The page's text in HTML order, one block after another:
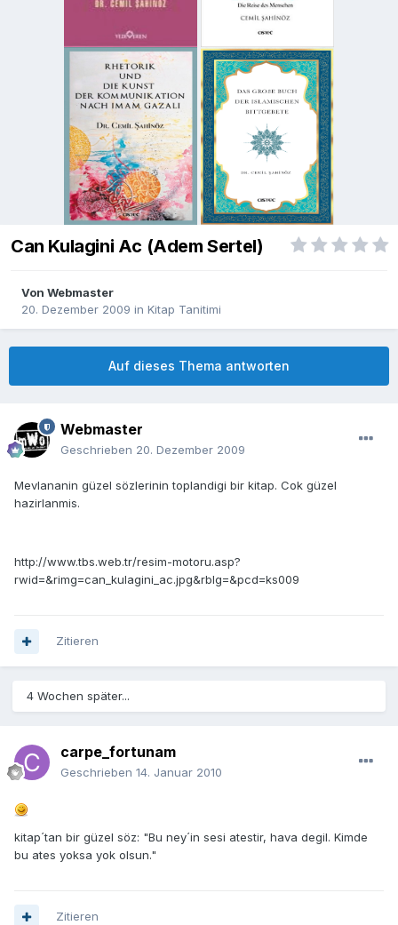
Can Kulagini Ac (Adem Sertel)
Von Webmaster
20. Dezember 2009 in Kitap Tanitimi
Auf dieses Thema antworten
Webmaster
Geschrieben 20. Dezember 2009
Mevlananin güzel sözlerinin toplandigi bir kitap. Cok güzel
hazirlanmis.
http://www.tbs.web.tr/resim-motoru.asp?
rwid=&rimg=can_kulagini_ac.jpg&rblg=&pcd=ks009
Zitieren
4 Wochen später...
carpe_fortunam
Geschrieben 14. Januar 2010
kitap´tan bir güzel söz: "Bu ney´in sesi atestir, hava degil. Kimde
bu ates yoksa yok olsun."
Zitieren